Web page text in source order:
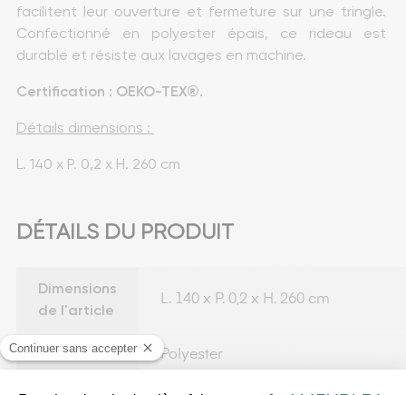
facilitent leur ouverture et fermeture sur une tringle.
Confectionné en polyester épais, ce rideau est
durable et résiste aux lavages en machine.
Certification : OEKO-TEX®.
Détails dimensions :
L. 140 x P. 0,2 x H. 260 cm
DÉTAILS DU PRODUIT
Dimensions
de l'article
L. 140 x P. 0,2 x H. 260 cm
Matière Polyester